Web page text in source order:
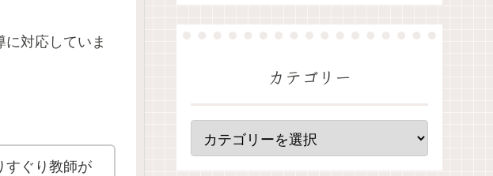
対応していま
すぐり教師が
カテゴリー